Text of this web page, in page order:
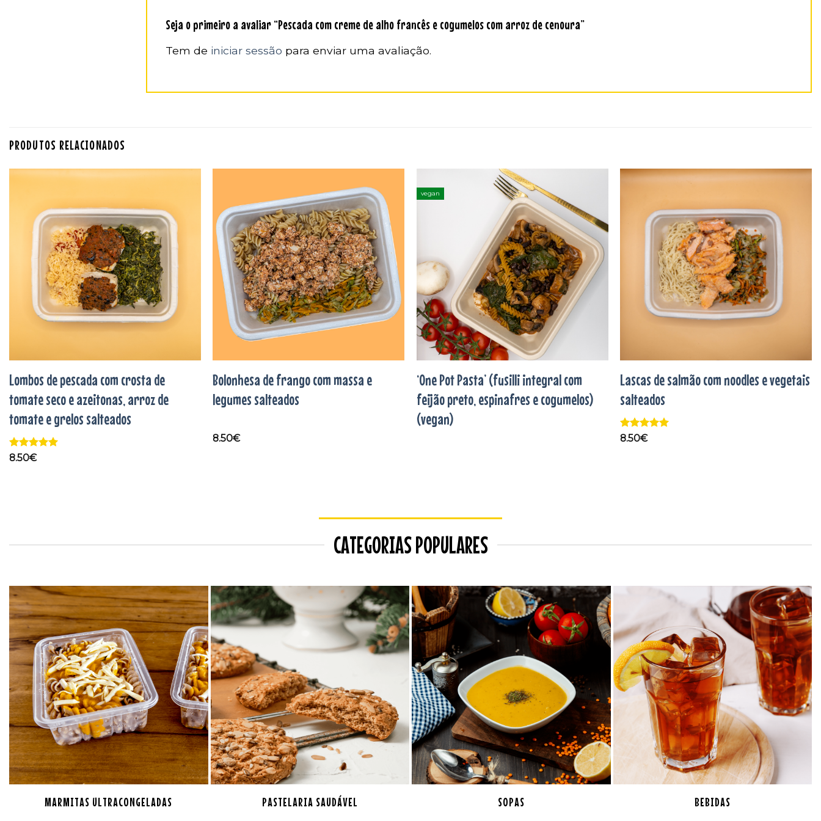
Seja o primeiro a avaliar “Pescada com creme de alho francês e cogumelos com arroz de cenoura”
Tem de iniciar sessão para enviar uma avaliação.
PRODUTOS RELACIONADOS
aos
favoritos
Lombos de pescada com crosta de
tomate seco e azeitonas, arroz de
tomate e grelos salteados
Avaliação
8.50€
Adicionar
aos
favoritos
Bolonhesa de frango com massa e
legumes salteados
8.50€
vegan
Adicionar
aos
favoritos
‘One Pot Pasta’ (fusilli integral com
feijão preto, espinafres e cogumelos)
(vegan)
aos
favoritos
Lascas de salmão com noodles e vegetais
salteados
Avaliação
8.50€
CATEGORIAS POPULARES
MARMITAS ULTRACONGELADAS PASTELARIA SAUDÁVEL SOPAS BEBIDAS